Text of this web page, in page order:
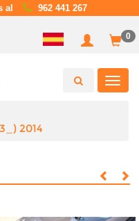
al 962 441 267
0
2014